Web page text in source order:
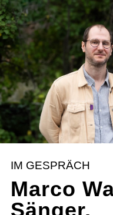
IM GESPRÄCH
Marco
Sänger,